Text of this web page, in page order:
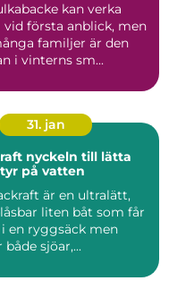
kan verka
vid första anblick, men
familjer är den
i vinterns sm...
31. jan
till lätta
på vatten
är en ultralätt,
liten båt som får
en ryggsäck men
både sjöar,...